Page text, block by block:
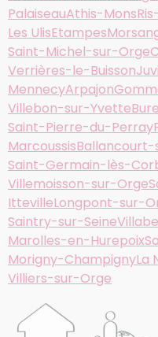
PalaiseauAthis-Mons
Les UlisEtampes
Saint-Michel-sur-Orge
Verrières-le-Buisson
MennecyArpajon
Villebon-sur-Yvette
Saint-Pierre-du-Perray
MarcoussisBallancourt-
Saint-Germain-lès-
Villemoisson-sur-Orge
IttevilleLongpont-sur-
Saintry-sur-SeineVillabe
Marolles-en-Hurepoix
Morigny-ChampignyLa
Villiers-sur-Orge